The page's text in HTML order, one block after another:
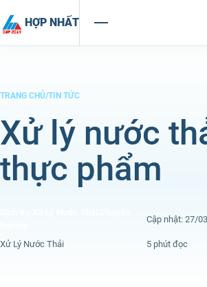
HỢP NHẤT
TRANG CHỦ/TIN TỨC
Xử lý nước
thực phẩm
Cập nhật: 27/
Xử Lý Nước Thải 5 phút đọc